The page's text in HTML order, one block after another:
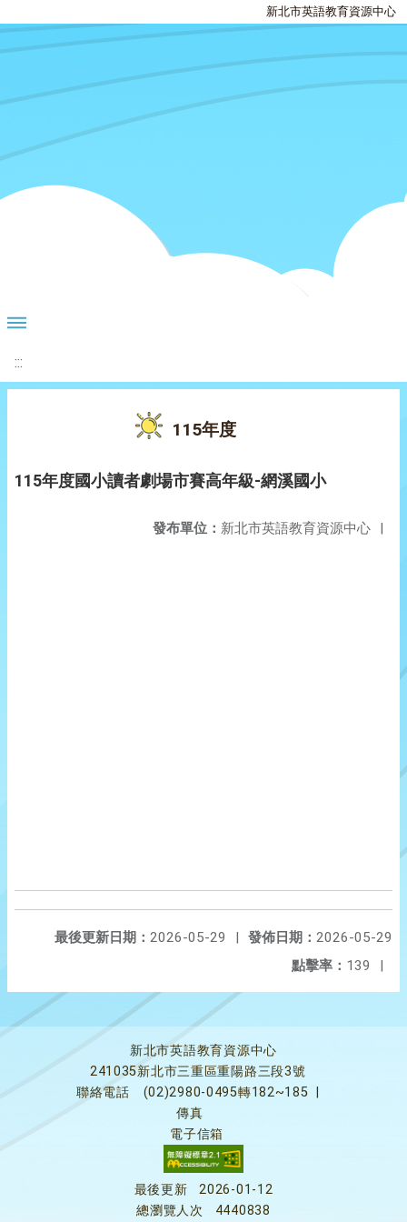
新北市英語教育資源中心
:::
115年度
115年度國小讀者劇場市賽高年級-網溪國小
發布單位： 新北市英語教育資源中心 |
發佈日期： 2026-05-29
最後更新日期： 2026-05-29
|
點擊率： 139 |
新北市英語教育資源中心
241035新北市三重區重陽路三段3號
聯絡電話
(02)2980-0495轉182~185
傳真
電子信箱
最後更新
2026-01-12
總瀏覽人次
4440838